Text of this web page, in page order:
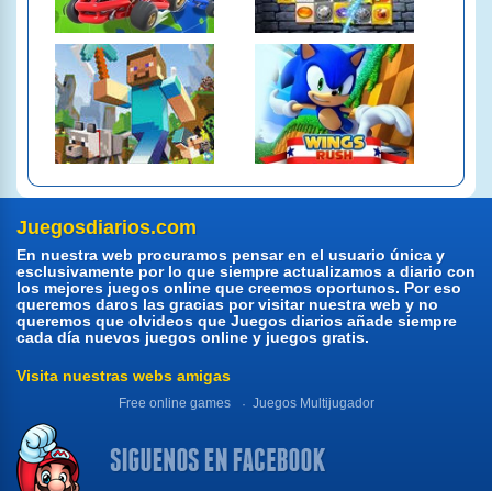
Juegosdiarios.com
En nuestra web procuramos pensar en el usuario única y
esclusivamente por lo que siempre actualizamos a diario con
los mejores juegos online que creemos oportunos. Por eso
queremos daros las gracias por visitar nuestra web y no
queremos que olvideos que Juegos diarios añade siempre
cada día nuevos juegos online y juegos gratis.
Visita nuestras webs amigas
Free online games Juegos Multijugador